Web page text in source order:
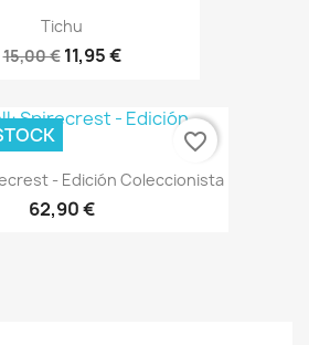
Tichu
15,00 € 11,95 €
- Edición Coleccionista
62,90 €
favorite_border